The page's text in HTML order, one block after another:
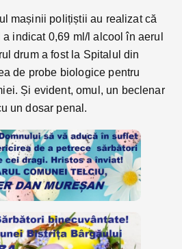
mașinii polițiștii au realizat că
indicat 0,69 ml/l alcool în aerul
drum a fost la Spitalul din
de probe biologice pentru
Și evident, omul, un beclenar
un dosar penal.